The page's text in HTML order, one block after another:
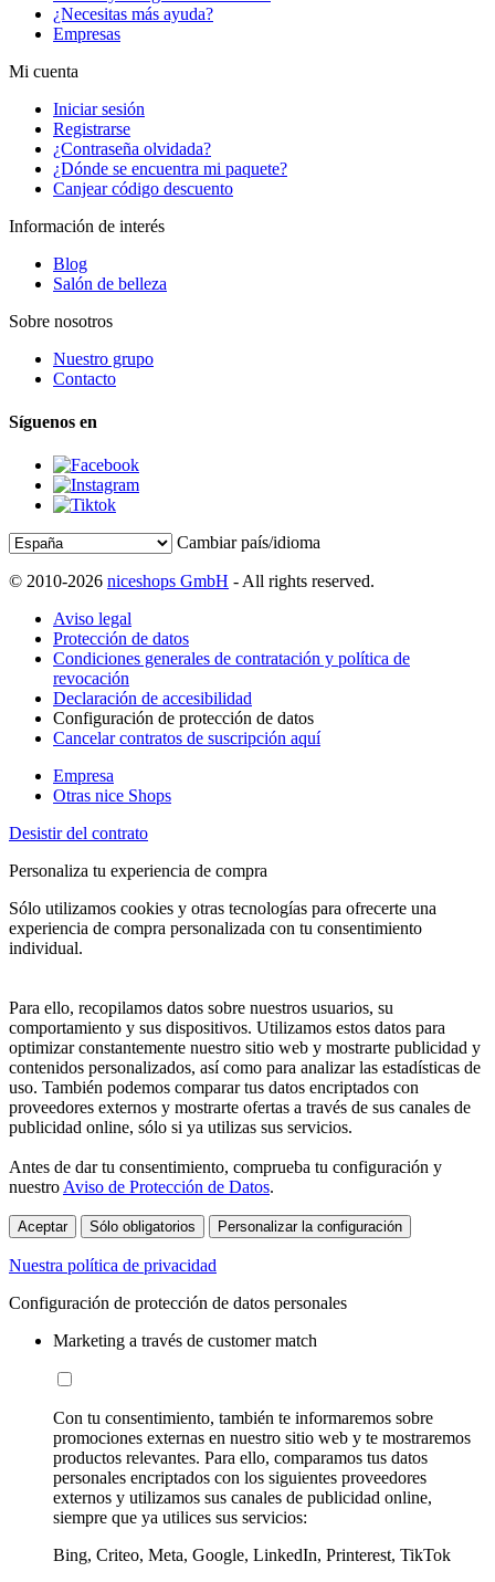
¿Necesitas más ayuda?
Empresas
Mi cuenta
Iniciar sesión
Registrarse
¿Contraseña olvidada?
¿Dónde se encuentra mi paquete?
Canjear código descuento
Información de interés
Blog
Salón de belleza
Sobre nosotros
Nuestro grupo
Contacto
Síguenos en
Cambiar país/idioma
© 2010-2026 niceshops GmbH - All rights reserved.
Aviso legal
Protección de datos
Condiciones generales de contratación y política de
revocación
Declaración de accesibilidad
Configuración de protección de datos
Cancelar contratos de suscripción aquí
Empresa
Otras nice Shops
Desistir del contrato
Personaliza tu experiencia de compra
Sólo utilizamos cookies y otras tecnologías para ofrecerte una
experiencia de compra personalizada con tu consentimiento
individual.
Para ello, recopilamos datos sobre nuestros usuarios, su
comportamiento y sus dispositivos. Utilizamos estos datos para
optimizar constantemente nuestro sitio web y mostrarte publicidad y
contenidos personalizados, así como para analizar las estadísticas de
uso. También podemos comparar tus datos encriptados con
proveedores externos y mostrarte ofertas a través de sus canales de
publicidad online, sólo si ya utilizas sus servicios.
Antes de dar tu consentimiento, comprueba tu configuración y
nuestro Aviso de Protección de Datos.
Aceptar Sólo obligatorios Personalizar la configuración
Nuestra política de privacidad
Configuración de protección de datos personales
Marketing a través de customer match
Con tu consentimiento, también te informaremos sobre
promociones externas en nuestro sitio web y te mostraremos
productos relevantes. Para ello, comparamos tus datos
personales encriptados con los siguientes proveedores
externos y utilizamos sus canales de publicidad online,
siempre que ya utilices sus servicios:
Bing, Criteo, Meta, Google, LinkedIn, Printerest, TikTok